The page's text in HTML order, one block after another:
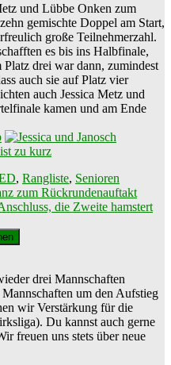
und Lübbe Onken zum
gemischte Doppel am Start,
große Teilnehmerzahl.
es bis ins Halbfinale,
drei war dann, zumindest
auch sie auf Platz vier
auch Jessica Metz und
kamen und am Ende
, Rangliste, Senioren
zum Rückrundenauftakt
die Zweite hamstert
drei Mannschaften
um den Aufstieg
wir Verstärkung für die
Du kannst auch gerne
freuen uns stets über neue